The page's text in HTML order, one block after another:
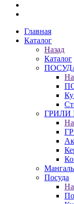
Главная
Каталог
Назад
Каталог
ГРИЛИ
Посуда